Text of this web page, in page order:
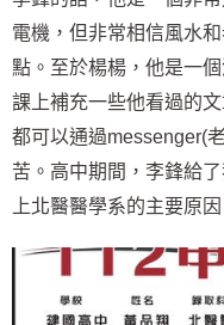
電機，但非常相信風水
點。至於楊楊，他是一
課上補充一些他看過的
都可以通過messenger(
苦。高中期間，李鋒給
上北醫醫學系的主要原因